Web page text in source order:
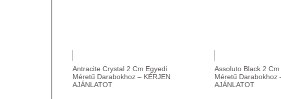
Antracite Crystal 2 Cm Egyedi
Méretű Darabokhoz – KÉRJEN
AJÁNLATOT
Assoluto Black 2
Méretű Darabokhoz
AJÁNLATOT